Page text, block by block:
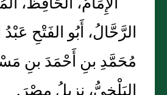
الرَّحَّالُ، أَبُو الفَتْحِ
مُحَمَّدِ بنِ أَحْمَدَ بنِ